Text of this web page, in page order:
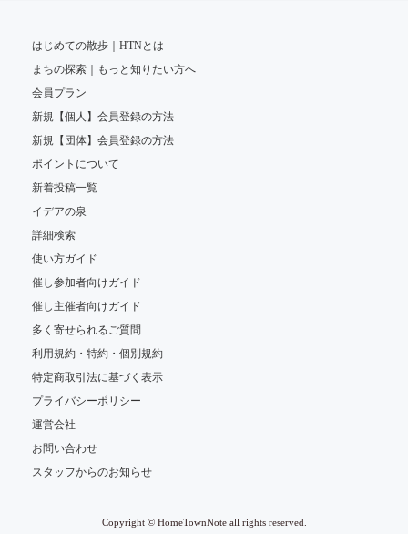
はじめての散歩｜HTNとは
まちの探索｜もっと知りたい方へ
会員プラン
新規【個人】会員登録の方法
新規【団体】会員登録の方法
ポイントについて
新着投稿一覧
イデアの泉
詳細検索
使い方ガイド
催し参加者向けガイド
催し主催者向けガイド
多く寄せられるご質問
利用規約・特約・個別規約
特定商取引法に基づく表示
プライバシーポリシー
運営会社
お問い合わせ
スタッフからのお知らせ
Copyright © HomeTownNote all rights reserved.